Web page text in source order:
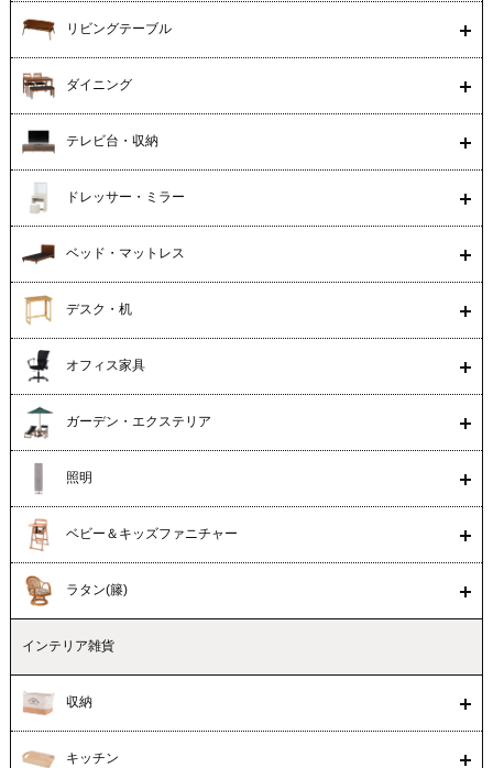
リビングテーブル
ダイニング
テレビ台・収納
ドレッサー・ミラー
ベッド・マットレス
デスク・机
オフィス家具
ガーデン・エクステリア
照明
ベビー＆キッズファニチャー
ラタン(籐)
インテリア雑貨
収納
キッチン